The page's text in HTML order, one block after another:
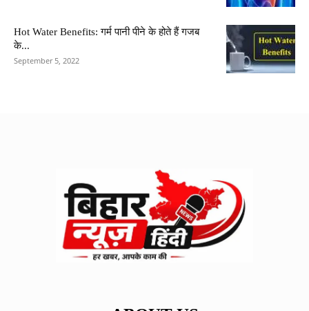
Hot Water Benefits: गर्म पानी पीने के होते हैं गजब
के...
September 5, 2022